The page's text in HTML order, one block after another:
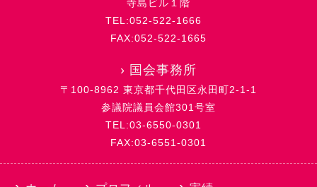
寺島ビル１階
TEL:052-522-1666
FAX:052-522-1665
› 国会事務所
〒100-8962 東京都千代田区永田町2-1-1
参議院議員会館301号室
TEL:03-6550-0301
FAX:03-6551-0301